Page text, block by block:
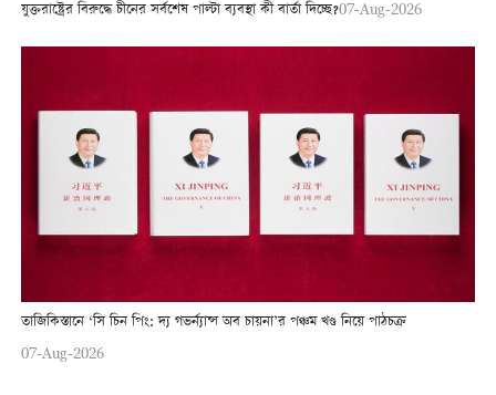
যুক্তরাষ্ট্রের বিরুদ্ধে চীনের সর্বশেষ পাল্টা ব্যবস্থা কী বার্তা দিচ্ছে?07-Aug-2026
তাজিকিস্তানে ‘সি চিন পিং: দ্য গভর্ন্যান্স অব চায়না’র পঞ্চম খণ্ড নিয়ে পাঠচক্র
07-Aug-2026